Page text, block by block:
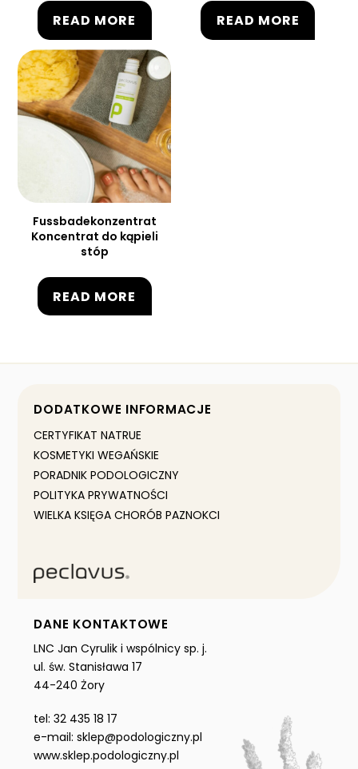
READ MORE READ MORE
Fussbadekonzentrat
Koncentrat do kąpieli
stóp
READ MORE
DODATKOWE INFORMACJE
CERTYFIKAT NATRUE
KOSMETYKI WEGAŃSKIE
PORADNIK PODOLOGICZNY
POLITYKA PRYWATNOŚCI
WIELKA KSIĘGA CHORÓB PAZNOKCI
DANE KONTAKTOWE
LNC Jan Cyrulik i wspólnicy sp. j.
ul. św. Stanisława 17
44-240 Żory
tel: 32 435 18 17
e-mail: sklep@podologiczny.pl
www.sklep.podologiczny.pl